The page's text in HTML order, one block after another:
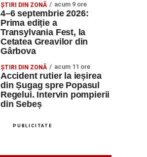
ȘTIRI DIN ZONĂ acum 9 ore
4–6 septembrie 2026:
Prima ediție a
Transylvania Fest, la
Cetatea Greavilor din
Gârbova
ȘTIRI DIN ZONĂ acum 11 ore
Accident rutier la ieșirea
din Șugag spre Popasul
Regelui. Intervin pompierii
din Sebeș
PUBLICITATE